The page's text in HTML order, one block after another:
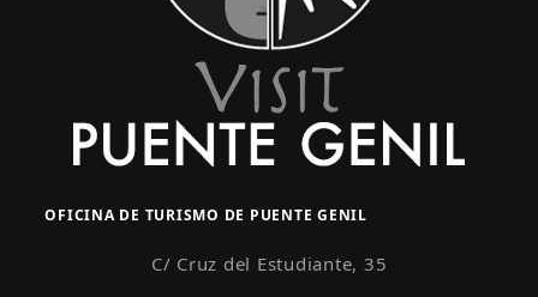
OFICINA DE TURISMO DE PUENTE GENIL
C/ Cruz del Estudiante, 35